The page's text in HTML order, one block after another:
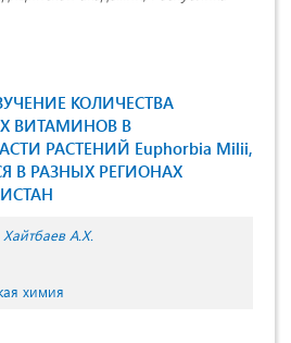
КОЛИЧЕСТВА
ВИТАМИНОВ В
РАСТЕНИЙ Euphorbia Milii,
РАЗНЫХ РЕГИОНАХ
Хайтбаев А.Х.
химия